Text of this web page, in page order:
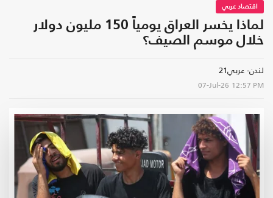
اقتصاد عربي
لماذا يخسر العراق يومياً 150 مليون دولار
خلال موسم الصيف؟
لندن- عربي21
07-Jul-26 12:57 PM